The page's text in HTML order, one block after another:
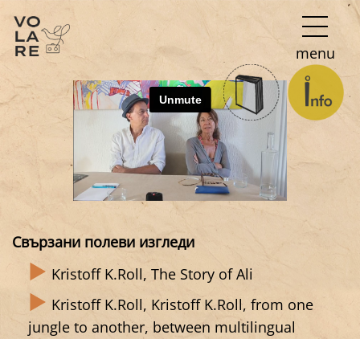
Main
Navigation
menu
Свързани полеви изгледи
Kristoff K.Roll, The Story of Ali
Kristoff K.Roll, Kristoff K.Roll, from one
jungle to another, between multilingual